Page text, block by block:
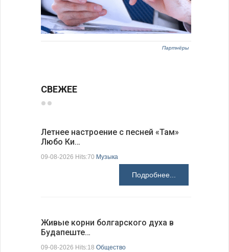
Партнёры
СВЕЖЕЕ
Летнее настроение с песней «Там»
Любо Ки…
09-08-2026 Hits:70 Музыка
Подробнее...
Живые корни болгарского духа в
Будапеште…
09-08-2026 Hits:18 Общество